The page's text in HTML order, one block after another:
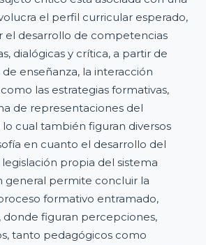
el perfil curricular esperado,
el desarrollo de competencias
dialógicas y crítica, a partir de
enseñanza, la interacción
las estrategias formativas,
de representaciones del
cual también figuran diversos
en cuanto el desarrollo del
propia del sistema
general permite concluir la
formativo entramado,
figuran percepciones,
tanto pedagógicos como